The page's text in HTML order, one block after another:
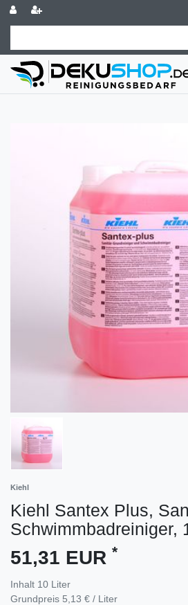
Kiehl
Kiehl Santex Plus,
Schwimmbadreiniger,
51,31 EUR *
Inhalt 10 Liter
Grundpreis 5,13 € / Liter